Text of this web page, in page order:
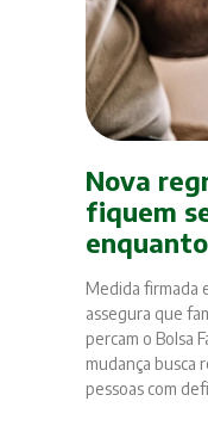
Nova
fiquem
Medida firmada
assegura que
percam o Bolsa
mudança busca
pessoas com